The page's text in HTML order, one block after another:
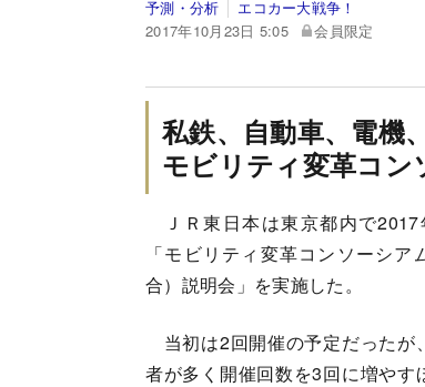
予測・分析
エコカー大戦争！
2017年10月23日 5:05
会員限定
私鉄、自動車、電機
モビリティ変革コン
ＪＲ東日本は東京都内で2017
「モビリティ変革コンソーシア
合）説明会」を実施した。
当初は2回開催の予定だったが
者が多く開催回数を3回に増やす